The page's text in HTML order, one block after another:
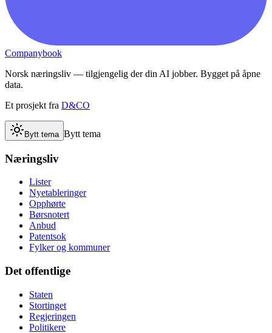
Companybook
Norsk næringsliv — tilgjengelig der din AI jobber. Bygget på åpne
data.
Et prosjekt fra D&CO
Bytt tema Bytt tema
Næringsliv
Lister
Nyetableringer
Opphørte
Børsnotert
Anbud
Patentsok
Fylker og kommuner
Det offentlige
Staten
Stortinget
Regjeringen
Politikere